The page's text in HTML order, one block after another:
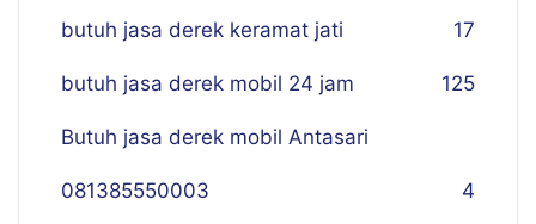
butuh jasa derek keramat jati 17
butuh jasa derek mobil 24 jam 125
Butuh jasa derek mobil Antasari
081385550003 4